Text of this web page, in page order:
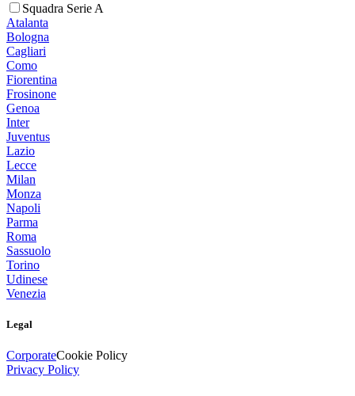
Squadra Serie A
Atalanta
Bologna
Cagliari
Como
Fiorentina
Frosinone
Genoa
Inter
Juventus
Lazio
Lecce
Milan
Monza
Napoli
Parma
Roma
Sassuolo
Torino
Udinese
Venezia
Legal
CorporateCookie Policy
Privacy Policy